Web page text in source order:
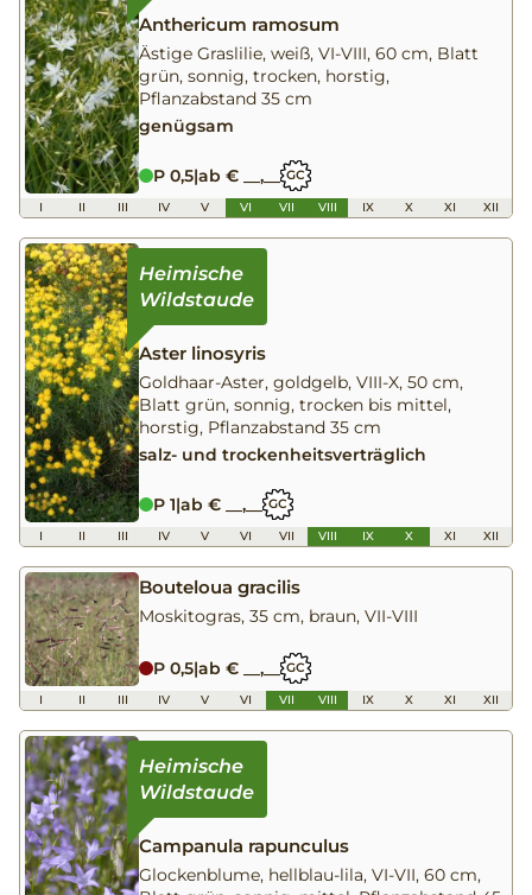
Anthericum ramosum
Ästige Graslilie, weiß, VI-VIII, 60 cm, Blatt
grün, sonnig, trocken, horstig,
Pflanzabstand 35 cm
genügsam
P 0,5|ab € __,__ GC
I II III IV V VI VII VIII IX X XI XII
Aster linosyris
Goldhaar-Aster, goldgelb, VIII-X, 50 cm,
Blatt grün, sonnig, trocken bis mittel,
horstig, Pflanzabstand 35 cm
salz- und trockenheitsverträglich
P 1|ab € __,__ GC
I II III IV V VI VII VIII IX X XI XII
Bouteloua gracilis
Moskitogras, 35 cm, braun, VII-VIII
P 0,5|ab € __,__ GC
I II III IV V VI VII VIII IX X XI XII
Campanula rapunculus
Glockenblume, hellblau-lila, VI-VII, 60 cm,